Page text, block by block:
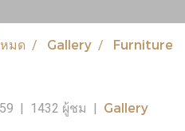
มด Gallery Furniture
1432 ผู้ชม Gallery